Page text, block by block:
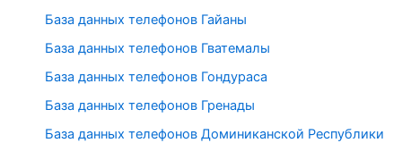
База данных телефонов Гайаны
База данных телефонов Гватемалы
База данных телефонов Гондураса
База данных телефонов Гренады
База данных телефонов Доминиканской Республики